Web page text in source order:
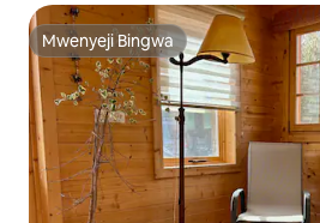
Mwenyeji Bingwa
Mwenyeji Bingwa